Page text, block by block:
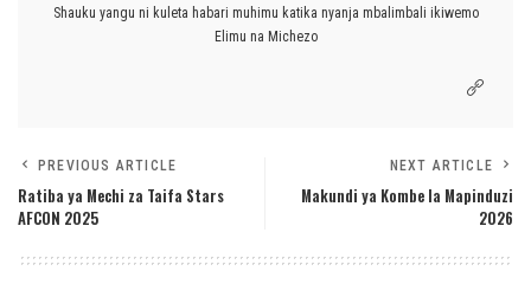
Shauku yangu ni kuleta habari muhimu katika nyanja mbalimbali ikiwemo
Elimu na Michezo
PREVIOUS ARTICLE
Ratiba ya Mechi za Taifa Stars
AFCON 2025
NEXT ARTICLE
Makundi ya Kombe la Mapinduzi
2026